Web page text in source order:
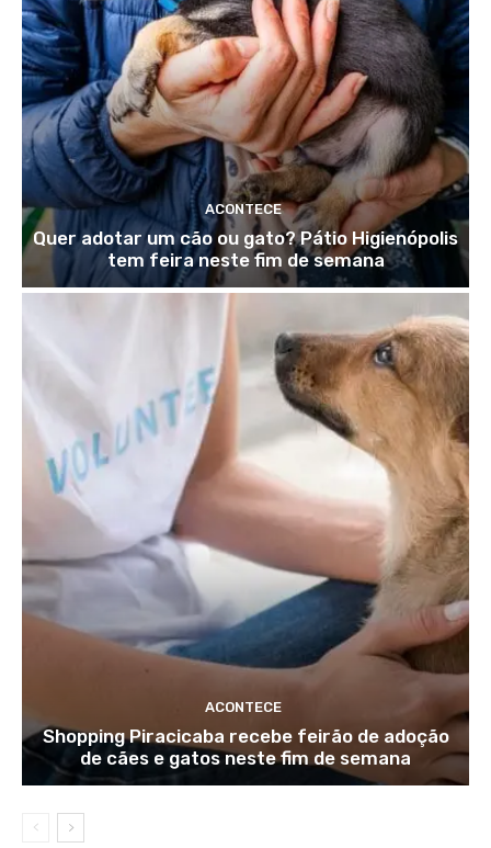
ACONTECE
Quer adotar um cão ou gato? Pátio Higienópolis
tem feira neste fim de semana
ACONTECE
Shopping Piracicaba recebe feirão de adoção
de cães e gatos neste fim de semana